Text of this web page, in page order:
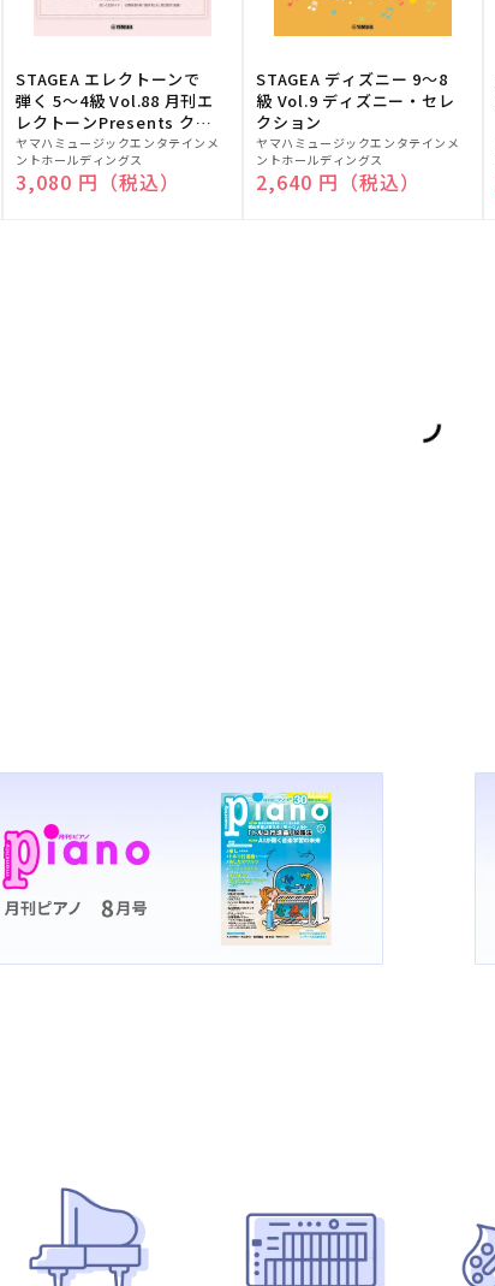
STAGEA エレクトーンで
弾く 5～4級 Vol.88 月刊エ
レクトーンPresents クラ
シック名曲集
販
売
元:
ヤマハミュージックエンタテインメ
ントホールディングス
通常価格
3,080 円（税込）
STAGEA ディズニー 9～8
級 Vol.9 ディズニー・セレ
クション
販
売
元:
ヤマハミュージックエンタテインメ
ントホールディングス
通常価格
2,640 円（税込）